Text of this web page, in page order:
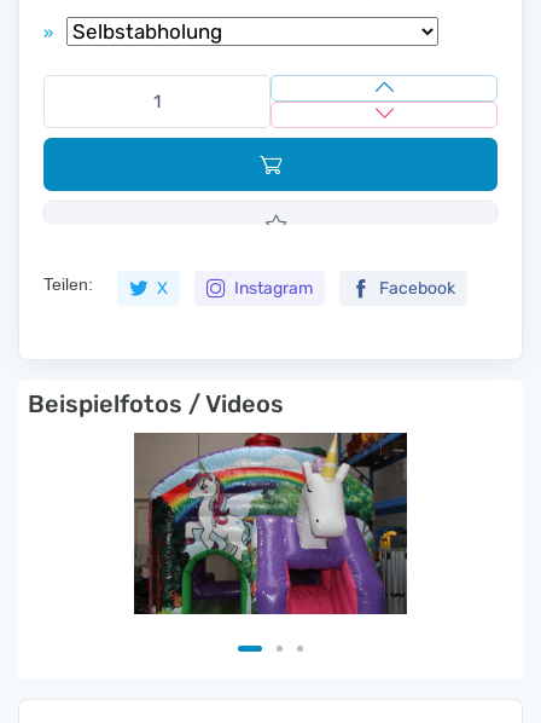
»
Teilen: X Instagram Facebook
Beispielfotos / Videos